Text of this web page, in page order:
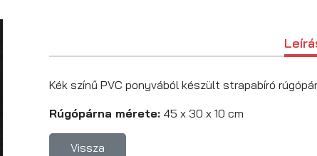
Kék színű PVC ponyvából készült strapabíró
Rúgópárna mérete: 45 x 30 x 10 cm